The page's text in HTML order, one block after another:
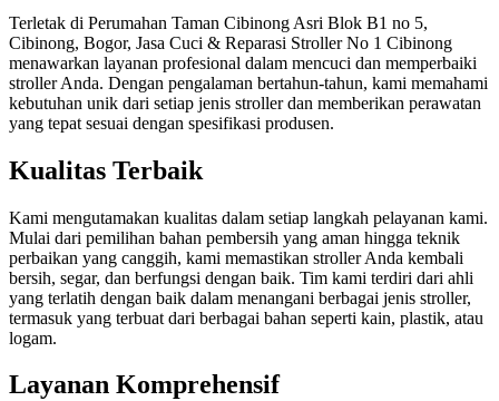
Terletak di Perumahan Taman Cibinong Asri Blok B1 no 5,
Cibinong, Bogor, Jasa Cuci & Reparasi Stroller No 1 Cibinong
menawarkan layanan profesional dalam mencuci dan memperbaiki
stroller Anda. Dengan pengalaman bertahun-tahun, kami memahami
kebutuhan unik dari setiap jenis stroller dan memberikan perawatan
yang tepat sesuai dengan spesifikasi produsen.
Kualitas Terbaik
Kami mengutamakan kualitas dalam setiap langkah pelayanan kami.
Mulai dari pemilihan bahan pembersih yang aman hingga teknik
perbaikan yang canggih, kami memastikan stroller Anda kembali
bersih, segar, dan berfungsi dengan baik. Tim kami terdiri dari ahli
yang terlatih dengan baik dalam menangani berbagai jenis stroller,
termasuk yang terbuat dari berbagai bahan seperti kain, plastik, atau
logam.
Layanan Komprehensif